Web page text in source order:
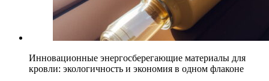
Инновационные энергосберегающие материалы для
кровли: экологичность и экономия в одном флаконе